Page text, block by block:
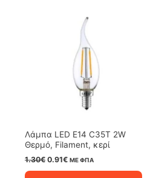
Λάμπα LED E14 C35T 2W
Θερμό, Filament, κερί
1.30€ Original
0.91€ΗΜΕ ΦΠΑ